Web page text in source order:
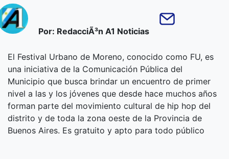
Por: RedacciÃ³n A1 Noticias
El Festival Urbano de Moreno, conocido como FU, es
una iniciativa de la Comunicación Pública del
Municipio que busca brindar un encuentro de primer
nivel a las y los jóvenes que desde hace muchos años
forman parte del movimiento cultural de hip hop del
distrito y de toda la zona oeste de la Provincia de
Buenos Aires. Es gratuito y apto para todo público